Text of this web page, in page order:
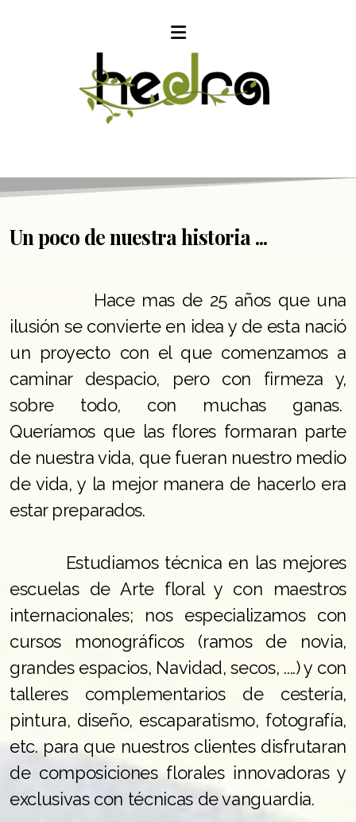
Un poco de nuestra historia ...
Hace mas de 25 años que una
ilusión se convierte en idea y de esta nació
un proyecto con el que comenzamos a
caminar despacio, pero con firmeza y,
sobre todo, con muchas ganas.
Queríamos que las flores formaran parte
de nuestra vida, que fueran nuestro medio
de vida, y la mejor manera de hacerlo era
estar preparados.
Estudiamos técnica en las mejores
escuelas de Arte floral y con maestros
internacionales; nos especializamos con
cursos monográficos (ramos de novia,
grandes espacios, Navidad, secos, ....) y con
talleres complementarios de cestería,
pintura, diseño, escaparatismo, fotografía,
etc. para que nuestros clientes disfrutaran
de composiciones florales innovadoras y
exclusivas con técnicas de vanguardia.